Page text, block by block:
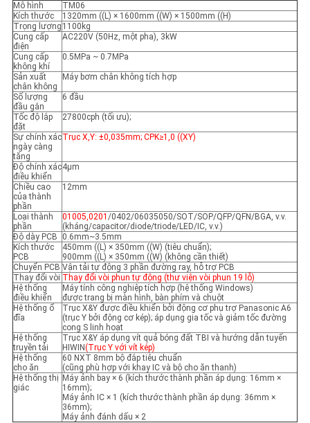
Mô hình
TM06
Kích thước
1320mm ((L) × 1600mm ((W) × 1500mm ((H)
Trọng lượng 1100kg
Cung cấp
điện
AC220V (50Hz, một pha), 3kW
Cung cấp
không khí
0.5MPa ~ 0.7MPa
Sản xuất
chân không
Máy bơm chân không tích hợp
Số lượng
đầu gắn
6 đầu
Tốc độ lắp
đặt
27800cph (tối ưu);
Sự chính xác
ngày càng
tăng
Trục X,Y: ±0,035mm; CPK≥1,0 ((XY)
Độ chính xác
điều khiển
4μm
Chiều cao
của thành
phần
12mm
Loại thành
phần
01005,0201 /0402/06035050/SOT/SOP/QFP/QFN/BGA, v.v.
(kháng/capacitor/diode/triode/LED/IC, v.v.)
Độ dày PCB
0.6mm~3.5mm
Kích thước
PCB
450mm ((L) × 350mm ((W) (tiêu chuẩn);
900mm ((L) × 350mm ((W) (không cần thiết)
Chuyển PCB Vận tải tự động 3 phần đường ray, hỗ trợ PCB
Thay đổi vòi Thay đổi vòi phun tự động (thư viện vòi phun 19 lỗ)
Hệ thống
điều khiển
Máy tính công nghiệp tích hợp (hệ thống Windows)
được trang bị màn hình, bàn phím và chuột
Hệ thống ổ
đĩa
Trục X&Y được điều khiển bởi động cơ phụ trợ Panasonic A6
(trục Y bởi động cơ kép); áp dụng gia tốc và giảm tốc đường
cong S linh hoạt
Hệ thống
truyền tải
Trục X&Y áp dụng vít quả bóng đất TBI và hướng dẫn tuyến
HIWIN(Trục Y với vít kép)
Hệ thống
cho ăn
60 NXT 8mm bộ đắp tiêu chuẩn
(cũng phù hợp với khay IC và bộ cho ăn thanh)
Hệ thống thị
giác
Máy ảnh bay × 6 (kích thước thành phần áp dụng: 16mm ×
16mm);
Máy ảnh IC × 1 (kích thước thành phần áp dụng: 36mm ×
36mm);
Máy ảnh đánh dấu × 2